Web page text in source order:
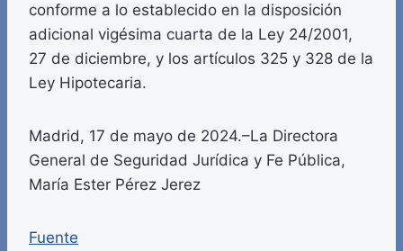
conforme a lo establecido en la disposición
adicional vigésima cuarta de la Ley 24/2001,
27 de diciembre, y los artículos 325 y 328 de la
Ley Hipotecaria.
Madrid, 17 de mayo de 2024.–La Directora
General de Seguridad Jurídica y Fe Pública,
María Ester Pérez Jerez
Fuente